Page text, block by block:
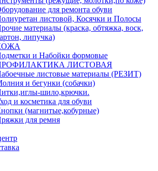
для ремонта обуви
листовой, Косячки и Полосы
материалы (краска, обтяжка, воск,
липучка)
и Набойки формовые
ЛИСТОВАЯ
листовые материалы (РЕЗИТ)
и бегунки (собачки)
шило,крючки.
и косметика для обуви
(магнитые,кобурные)
для ремня